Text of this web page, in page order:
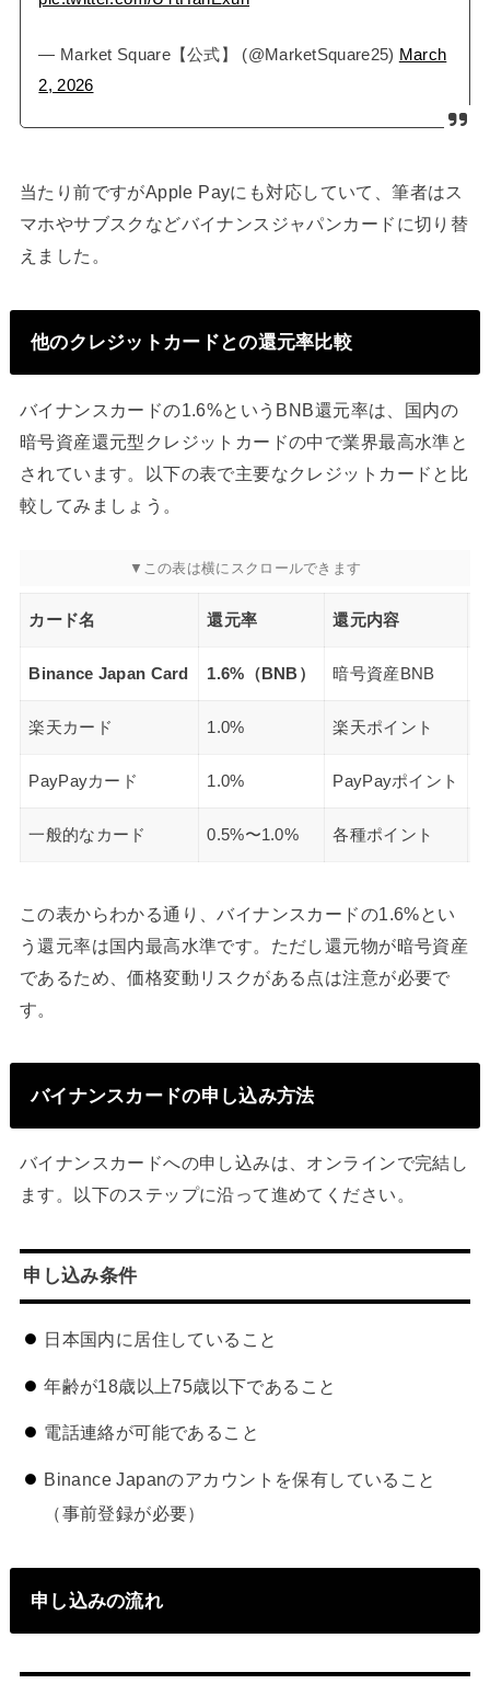
— Market Square【公式】 (@MarketSquare25) March
2, 2026
当たり前ですがApple Payにも対応していて、筆者はス
マホやサブスクなどバイナンスジャパンカードに切り替
えました。
他のクレジットカードとの還元率比較
バイナンスカードの1.6%というBNB還元率は、国内の
暗号資産還元型クレジットカードの中で業界最高水準と
されています。以下の表で主要なクレジットカードと比
較してみましょう。
カード名 還元率 還元内容
Binance Japan Card 1.6%（BNB） 暗号資産BNB
楽天カード 1.0% 楽天ポイント
PayPayカード 1.0% PayPayポイント
一般的なカード 0.5%〜1.0% 各種ポイント
この表からわかる通り、バイナンスカードの1.6%とい
う還元率は国内最高水準です。ただし還元物が暗号資産
であるため、価格変動リスクがある点は注意が必要で
す。
バイナンスカードの申し込み方法
バイナンスカードへの申し込みは、オンラインで完結し
ます。以下のステップに沿って進めてください。
申し込み条件
日本国内に居住していること
年齢が18歳以上75歳以下であること
電話連絡が可能であること
Binance Japanのアカウントを保有していること
（事前登録が必要）
申し込みの流れ